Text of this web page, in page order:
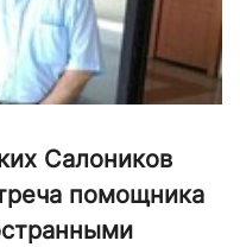
Салоников
помощника